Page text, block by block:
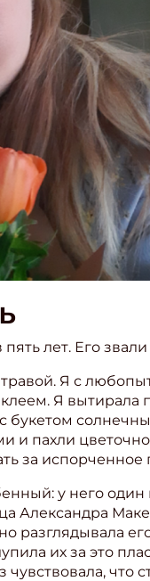
лет. Его
Я с
Я
и пахли
за испорченное
у него один
Александра
разглядывала
их за это
чувствовала, что